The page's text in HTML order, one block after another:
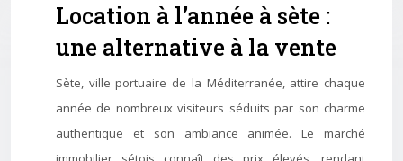
Location à l’année à sète :
une alternative à la vente
Sète, ville portuaire de la Méditerranée, attire chaque
année de nombreux visiteurs séduits par son charme
authentique et son ambiance animée. Le marché